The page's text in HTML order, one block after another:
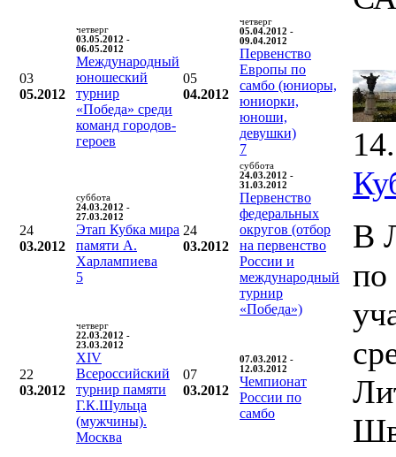
03
05.2012
четверг
03.05.2012 -
06.05.2012
Международный
юношеский
турнир
«Победа» среди
команд городов-
героев
05
04.2012
четверг
05.04.2012 -
09.04.2012
Первенство
Европы по
самбо (юниоры,
юниорки,
юноши,
девушки)
7
24
03.2012
суббота
24.03.2012 -
27.03.2012
Этап Кубка мира
памяти А.
Харлампиева
5
24
03.2012
суббота
24.03.2012 -
31.03.2012
Первенство
федеральных
округов (отбор
на первенство
России и
международный
турнир
«Победа»)
22
03.2012
четверг
22.03.2012 -
23.03.2012
XIV
Всероссийский
турнир памяти
Г.К.Шульца
(мужчины).
Москва
07
03.2012
07.03.2012 -
12.03.2012
Чемпионат
России по
самбо
В